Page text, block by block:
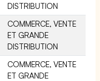
DISTRIBUTION
COMMERCE, VENTE
ET GRANDE
DISTRIBUTION
COMMERCE, VENTE
ET GRANDE